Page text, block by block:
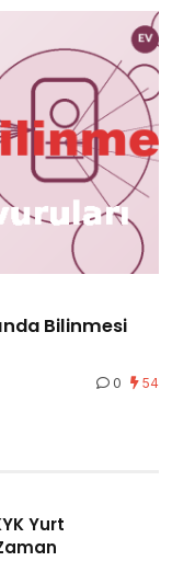
Bilinmesi
0 54
Yurt